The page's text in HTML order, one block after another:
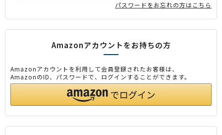
パスワードをお忘れの方はこちら
Amazonアカウントをお持ちの方
Amazonアカウントを利用して会員登録されたお客様は、
AmazonのID、パスワードで、ログインすることができます。